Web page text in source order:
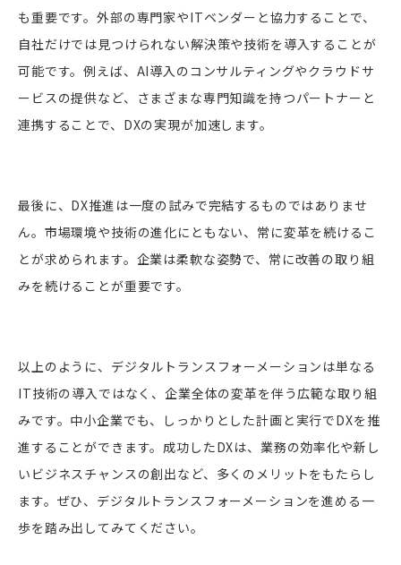
も重要です。外部の専門家やITベンダーと協力することで、
自社だけでは見つけられない解決策や技術を導入することが
可能です。例えば、AI導入のコンサルティングやクラウドサ
ービスの提供など、さまざまな専門知識を持つパートナーと
連携することで、DXの実現が加速します。
最後に、DX推進は一度の試みで完結するものではありませ
ん。市場環境や技術の進化にともない、常に変革を続けるこ
とが求められます。企業は柔軟な姿勢で、常に改善の取り組
みを続けることが重要です。
以上のように、デジタルトランスフォーメーションは単なる
IT技術の導入ではなく、企業全体の変革を伴う広範な取り組
みです。中小企業でも、しっかりとした計画と実行でDXを推
進することができます。成功したDXは、業務の効率化や新し
いビジネスチャンスの創出など、多くのメリットをもたらし
ます。ぜひ、デジタルトランスフォーメーションを進める一
歩を踏み出してみてください。